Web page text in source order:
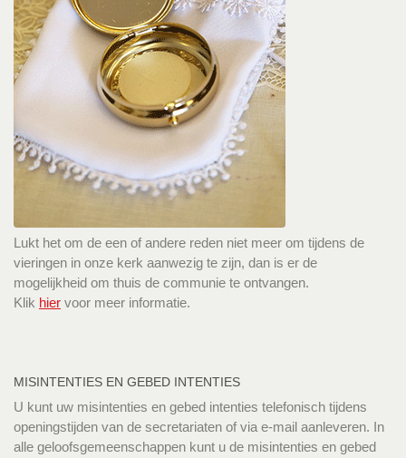
Lukt het om de een of andere reden niet meer om tijdens de
vieringen in onze kerk aanwezig te zijn, dan is er de
mogelijkheid om thuis de communie te ontvangen.
Klik hier voor meer informatie.
MISINTENTIES EN GEBED INTENTIES
U kunt uw misintenties en gebed intenties telefonisch tijdens
openingstijden van de secretariaten of via e-mail aanleveren. In
alle geloofsgemeenschappen kunt u de misintenties en gebed